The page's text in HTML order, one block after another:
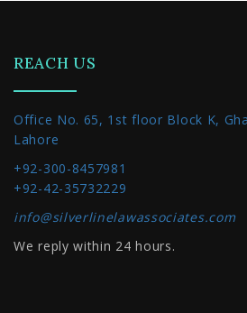
REACH US
Office No. 65, 1st floor Block K,
Lahore
+92-300-8457981
+92-42-35732229
info@silverlinelawassociates.com
We reply within 24 hours.